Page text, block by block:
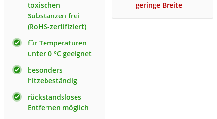
toxischen
Substanzen frei
(RoHS-zertifiziert)
für Temperaturen
unter 0 °C geeignet
besonders
hitzebeständig
rückstandsloses
Entfernen möglich
geringe Breite